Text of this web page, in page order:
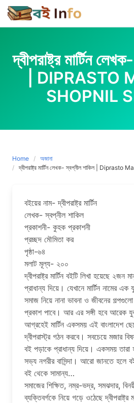
Skip
to
content
দ্বীপরাষ্ট্র মার্টিন
| DIPRASTO
SHOPNIL
Home
অজানা
দ্বীপরাষ্ট্র মার্টিন লেখক- স্বপ্নীল শাকিল |
বইয়ের নাম- দ্বীপরাষ্ট্র মার্টিন
লেখক- স্বপ্নীল শাকিল
প্রকাশনী- কুহক প্রকাশনী
প্রচ্ছদ মৌমিতা কর
পৃষ্ঠা-৬৪
মলাট মূল্য- ২০০
দ্বীপরাষ্ট্র মার্টিন বইটি লিখা হয়েছে ২জন
প্রাধান্য দিয়ে। যেখানে মার্টিন নামের
সমাজ নিয়ে নানা ভাবনা ও জীবনের
প্রকাশ পাবে। আর এর সঙ্গী হবে আরেক
আগ্রহেই মার্টিন একসময় এই বাংলাদেশ
দ্বীপরাস্ট্র গঠন করবে। সবচেয়ে মজার
বই পড়াকে প্রাধান্য দিয়ে। একসময় তারা
সভ্য নগরীর বাসিন্দা। আরো জানতে হলে
বই থেকে সামান্য…
সমাজের শিক্ষিত, নম্র-ভদ্র, সমঝদার,
ব্যক্তিবর্গকে নিয়ে গড়ে ওঠেছে দ্বীপরাষ্ট্র